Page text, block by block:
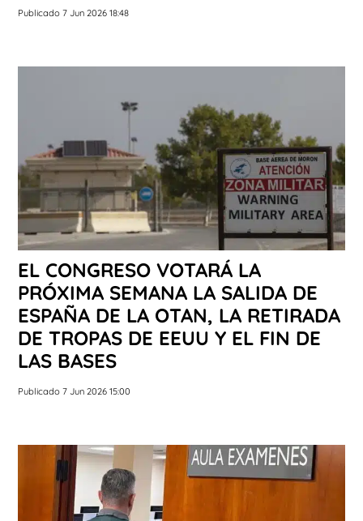
Publicado 7 Jun 2026 18:48
EL CONGRESO VOTARÁ LA
PRÓXIMA SEMANA LA SALIDA DE
ESPAÑA DE LA OTAN, LA RETIRADA
DE TROPAS DE EEUU Y EL FIN DE
LAS BASES
Publicado 7 Jun 2026 15:00